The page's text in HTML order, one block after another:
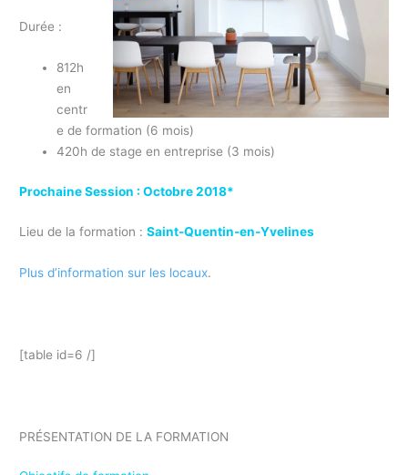
Durée :
812h
en
centr
e de formation (6 mois)
420h de stage en entreprise (3 mois)
Prochaine Session : Octobre 2018*
Lieu de la formation :Saint-Quentin-en-Yvelines
Plus d’information sur les locaux.
[table id=6 /]
PRÉSENTATION DE LA FORMATION